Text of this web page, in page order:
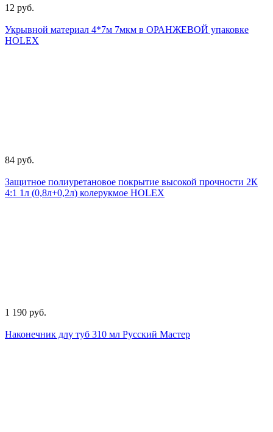
12 руб.
Укрывной материал 4*7м 7мкм в ОРАНЖЕВОЙ упаковке
HOLEX
84 руб.
Защитное полиуретановое покрытие высокой прочности 2К
4:1 1л (0,8л+0,2л) колерукмое HOLEX
1 190 руб.
Наконечник длу туб 310 мл Русский Мастер